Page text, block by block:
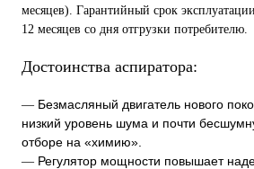
месяцев). Гарантийный срок
12 месяцев со дня отгрузки потребителю.
Достоинства аспиратора:
— Безмасляный двигатель нового
низкий уровень шума и почти
отборе на «химию».
— Регулятор мощности повышает